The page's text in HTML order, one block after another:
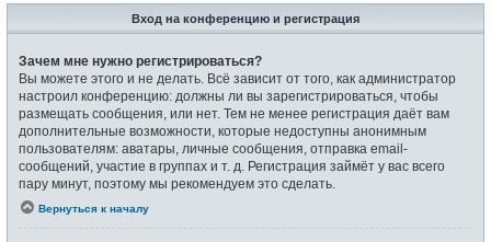
Вход на конференцию и регистрация
Зачем мне нужно регистрироваться?
Вы можете этого и не делать. Всё зависит от того, как администратор
настроил конференцию: должны ли вы зарегистрироваться, чтобы
размещать сообщения, или нет. Тем не менее регистрация даёт вам
дополнительные возможности, которые недоступны анонимным
пользователям: аватары, личные сообщения, отправка email-
сообщений, участие в группах и т. д. Регистрация займёт у вас всего
пару минут, поэтому мы рекомендуем это сделать.
Вернуться к началу